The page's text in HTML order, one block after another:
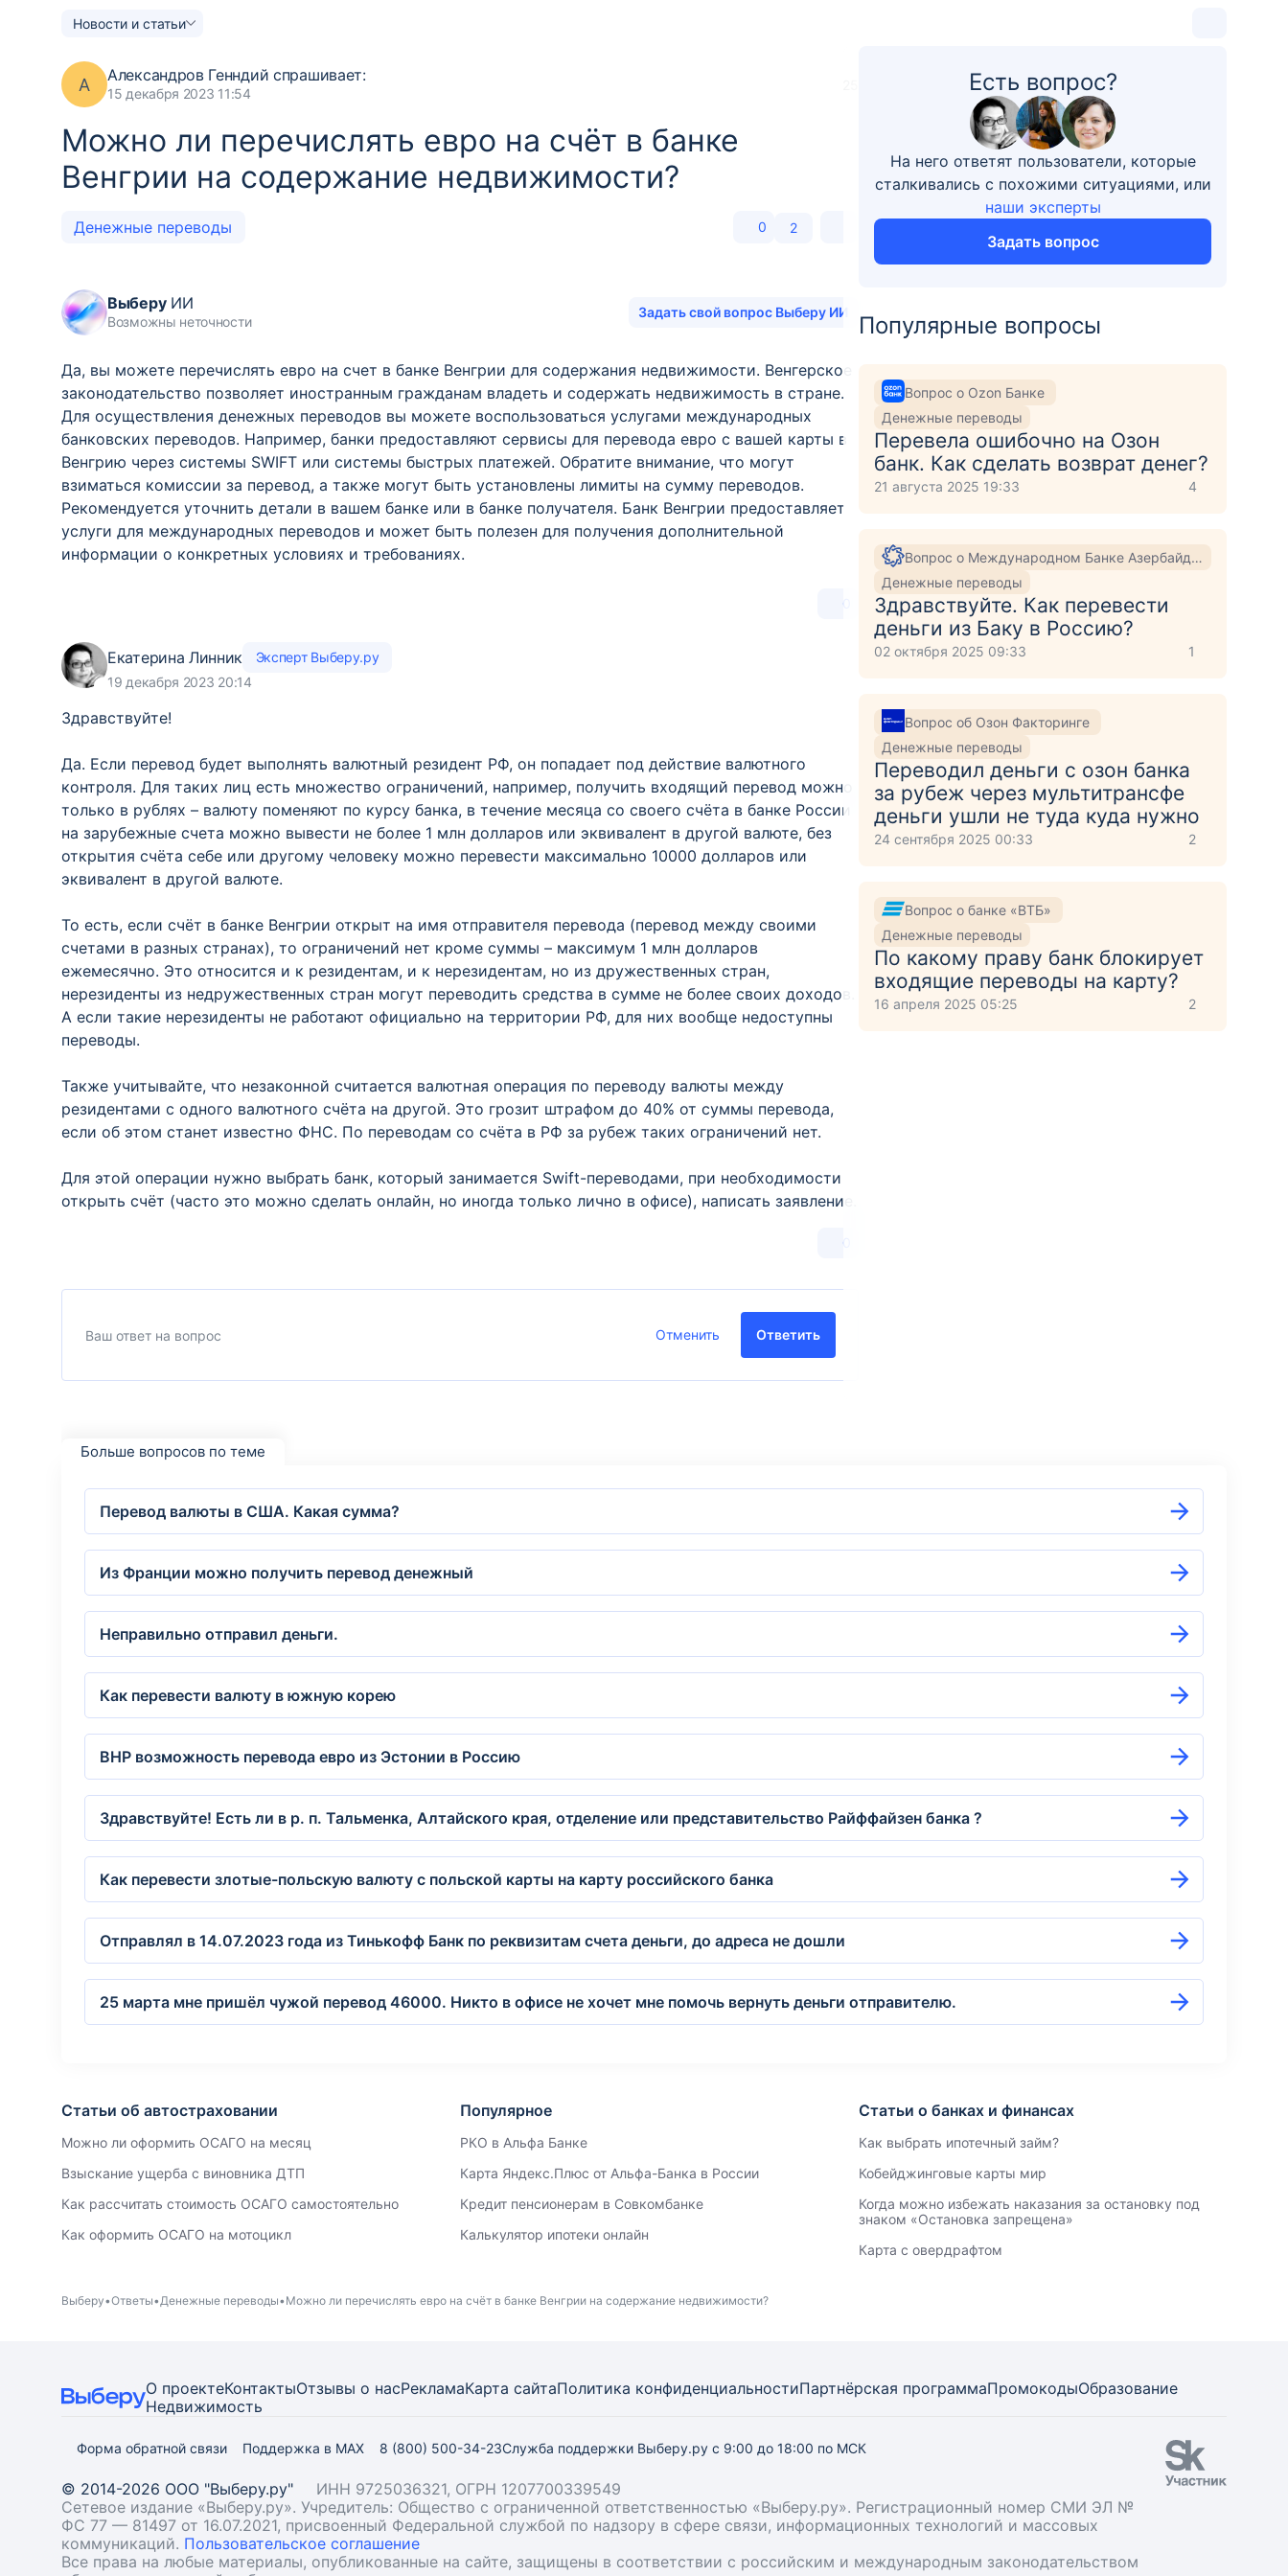
Новости и статьи
А Александров Генндий спрашивает:
15 декабря 2023 11:54
Можно ли перечислять евро на счёт в банке
Венгрии на содержание недвижимости?
Денежные переводы 0 2
ВыберуИИ
Возможны неточности
Задать свой вопрос Выберу ИИ
Да, вы можете перечислять евро на счет в банке Венгрии для содержания недвижимости. Венгерское
законодательство позволяет иностранным гражданам владеть и содержать недвижимость в стране.
Для осуществления денежных переводов вы можете воспользоваться услугами международных
банковских переводов. Например, банки предоставляют сервисы для перевода евро с вашей карты в
Венгрию через системы SWIFT или системы быстрых платежей. Обратите внимание, что могут
взиматься комиссии за перевод, а также могут быть установлены лимиты на сумму переводов.
Рекомендуется уточнить детали в вашем банке или в банке получателя. Банк Венгрии предоставляет
услуги для международных переводов и может быть полезен для получения дополнительной
информации о конкретных условиях и требованиях.
0
Екатерина Линник
Эксперт Выберу.ру
19 декабря 2023 20:14
Здравствуйте!
Да. Если перевод будет выполнять валютный резидент РФ, он попадает под действие валютного
контроля. Для таких лиц есть множество ограничений, например, получить входящий перевод можно
только в рублях – валюту поменяют по курсу банка, в течение месяца со своего счёта в банке России
на зарубежные счета можно вывести не более 1 млн долларов или эквивалент в другой валюте, без
открытия счёта себе или другому человеку можно перевести максимально 10000 долларов или
эквивалент в другой валюте.
То есть, если счёт в банке Венгрии открыт на имя отправителя перевода (перевод между своими
счетами в разных странах), то ограничений нет кроме суммы – максимум 1 млн долларов
ежемесячно. Это относится и к резидентам, и к нерезидентам, но из дружественных стран,
нерезиденты из недружественных стран могут переводить средства в сумме не более своих доходов.
А если такие нерезиденты не работают официально на территории РФ, для них вообще недоступны
переводы.
Также учитывайте, что незаконной считается валютная операция по переводу валюты между
резидентами с одного валютного счёта на другой. Это грозит штрафом до 40% от суммы перевода,
если об этом станет известно ФНС. По переводам со счёта в РФ за рубеж таких ограничений нет.
Для этой операции нужно выбрать банк, который занимается Swift-переводами, при необходимости
открыть счёт (часто это можно сделать онлайн, но иногда только лично в офисе), написать заявление.
0
Отменить Ответить
Есть вопрос?
На него ответят пользователи, которые
сталкивались с похожими ситуациями, или
наши эксперты
Задать вопрос
Популярные вопросы
Вопрос о Ozon Банке
Денежные переводы
Перевела ошибочно на Озон
банк. Как сделать возврат денег?
21 августа 2025 19:33 4
Вопрос о Международном Банке Азербайджана
Денежные переводы
Здравствуйте. Как перевести
деньги из Баку в Россию?
02 октября 2025 09:33 1
Вопрос об Озон Факторинге
Денежные переводы
Переводил деньги с озон банка
за рубеж через мультитрансфе
деньги ушли не туда куда нужно
24 сентября 2025 00:33 2
Вопрос о банке «ВТБ»
Денежные переводы
По какому праву банк блокирует
входящие переводы на карту?
16 апреля 2025 05:25 2
Больше вопросов по теме
Перевод валюты в США. Какая сумма?
Из Франции можно получить перевод денежный
Неправильно отправил деньги.
Как перевести валюту в южную корею
ВНР возможность перевода евро из Эстонии в Россию
Здравствуйте! Есть ли в р. п. Тальменка, Алтайского края, отделение или представительство Райффайзен банка ?
Как перевести злотые-польскую валюту с польской карты на карту российского банка
Отправлял в 14.07.2023 года из Тинькофф Банк по реквизитам счета деньги, до адреса не дошли
25 марта мне пришёл чужой перевод 46000. Никто в офисе не хочет мне помочь вернуть деньги отправителю.
Статьи об автостраховании
Можно ли оформить ОСАГО на месяц
Взыскание ущерба с виновника ДТП
Как рассчитать стоимость ОСАГО самостоятельно
Как оформить ОСАГО на мотоцикл
Популярное
РКО в Альфа Банке
Карта Яндекс.Плюс от Альфа-Банка в России
Кредит пенсионерам в Совкомбанке
Калькулятор ипотеки онлайн
Статьи о банках и финансах
Как выбрать ипотечный займ?
Кобейджинговые карты мир
Когда можно избежать наказания за остановку под
знаком «Остановка запрещена»
Карта с овердрафтом
Выберу Ответы Денежные переводы Можно ли перечислять евро на счёт в банке Венгрии на содержание недвижимости?
О проектеКонтактыОтзывы о насРекламаКарта сайтаПолитика конфиденциальностиПартнёрская программаПромокодыОбразование
Недвижимость
Форма обратной связи Поддержка в MAX 8 (800) 500-34-23Служба поддержки Выберу.ру с 9:00 до 18:00 по МСК
© 2014-2026 ООО "Выберу.ру"
ИНН 9725036321, ОГРН 1207700339549
Сетевое издание «Выберу.ру». Учредитель: Общество с ограниченной ответственностью «Выберу.ру». Регистрационный номер СМИ ЭЛ №
ФС 77 — 81497 от 16.07.2021, присвоенный Федеральной службой по надзору в сфере связи, информационных технологий и массовых
коммуникаций. Пользовательское соглашение
Все права на любые материалы, опубликованные на сайте, защищены в соответствии с российским и международным законодательством